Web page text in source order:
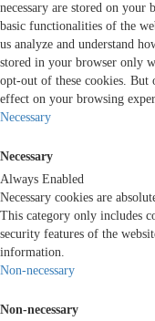
necessary are stored on
basic functionalities of the
us analyze and understand
stored in your browser only
opt-out of these cookies. But
effect on your browsing
Necessary
Necessary
Always Enabled
Necessary cookies are
This category only includes
security features of the
information.
Non-necessary
Non-necessary